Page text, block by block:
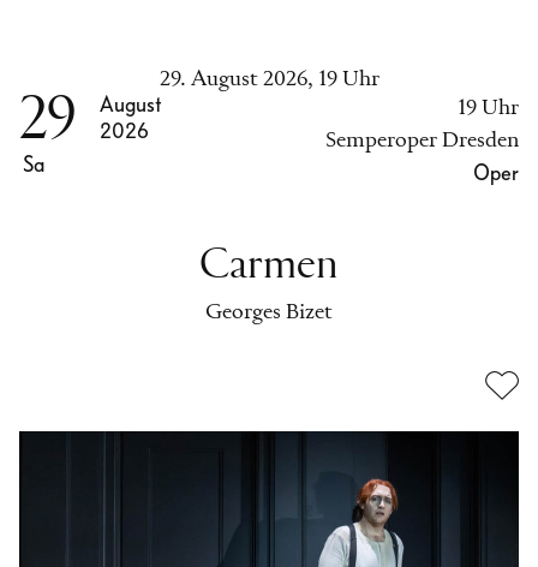
Carmen
Georges Bizet
29. August 2026, 19 Uhr
29
Sa
August
2026
19 Uhr
Semperoper Dresden
Oper